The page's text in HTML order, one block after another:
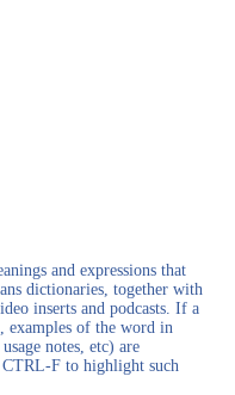
and expressions that
dictionaries, together with
inserts and podcasts. If a
examples of the word in
notes, etc) are
F to highlight such